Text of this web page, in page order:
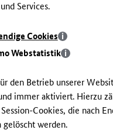
Services.
Cookies
Webstatistik
den Betrieb unserer
immer aktiviert. Hierzu
Cookies, die nach
gelöscht werden.